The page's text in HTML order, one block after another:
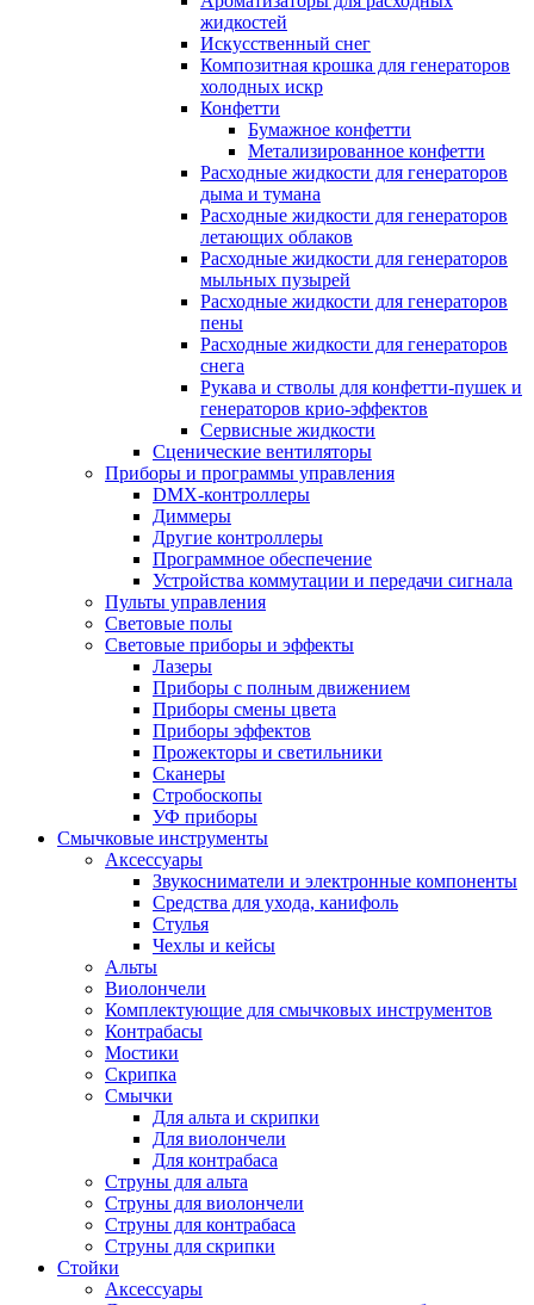
жидкостей
Искусственный снег
Композитная крошка для генераторов
холодных искр
Конфетти
Бумажное конфетти
Метализированное конфетти
Расходные жидкости для генераторов
дыма и тумана
Расходные жидкости для генераторов
летающих облаков
Расходные жидкости для генераторов
мыльных пузырей
Расходные жидкости для генераторов
пены
Расходные жидкости для генераторов
снега
Рукава и стволы для конфетти-пушек и
генераторов крио-эффектов
Сервисные жидкости
Сценические вентиляторы
Приборы и программы управления
DMX-контроллеры
Диммеры
Другие контроллеры
Программное обеспечение
Устройства коммутации и передачи сигнала
Пульты управления
Световые полы
Световые приборы и эффекты
Лазеры
Приборы с полным движением
Приборы смены цвета
Приборы эффектов
Прожекторы и светильники
Сканеры
Стробоскопы
УФ приборы
Смычковые инструменты
Аксессуары
Звукосниматели и электронные компоненты
Средства для ухода, канифоль
Стулья
Чехлы и кейсы
Альты
Виолончели
Комплектующие для смычковых инструментов
Контрабасы
Мостики
Скрипка
Смычки
Для альта и скрипки
Для виолончели
Для контрабаса
Струны для альта
Струны для виолончели
Струны для контрабаса
Струны для скрипки
Стойки
Аксессуары